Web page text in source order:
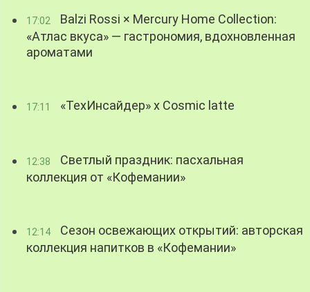
17:02
Balzi Rossi × Mercury Home Collection:
«Атлас вкуса» — гастрономия, вдохновленная
ароматами
17:11 «ТехИнсайдер» х Cosmic latte
12:38
Светлый праздник: пасхальная
коллекция от «Кофемании»
12:14
Сезон освежающих открытий: авторская
коллекция напитков в «Кофемании»